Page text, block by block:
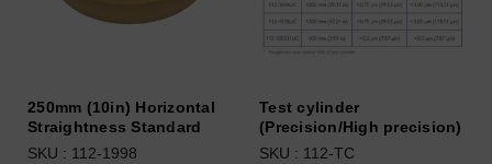
250mm (10in) Horizontal
Straightness Standard
SKU : 112-1998
Test cylinder
(Precision/High precision)
SKU : 112-TC